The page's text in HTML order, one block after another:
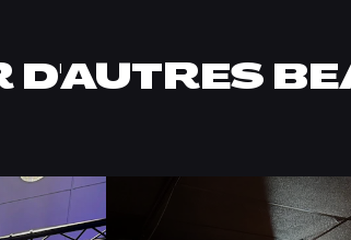
D'AUTRES